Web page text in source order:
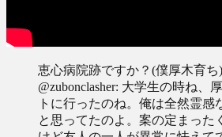
恵心病院跡ですか？(僕厚木育ち
@zubonclasher: 大学生の時ね、
トに行ったのね。俺は全然霊感
と思ってたのよ。案の定まった